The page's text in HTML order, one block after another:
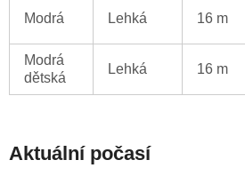
Modrá Lehká 16 m
Modrá
dětská
Lehká 16 m
Aktuální počasí